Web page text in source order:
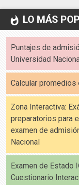
whatshot LO MÁS
Puntajes de
Universidad
Calcular
Zona Interactiva:
preparatorios para
examen de
Nacional
Examen de Estado
Cuestionario